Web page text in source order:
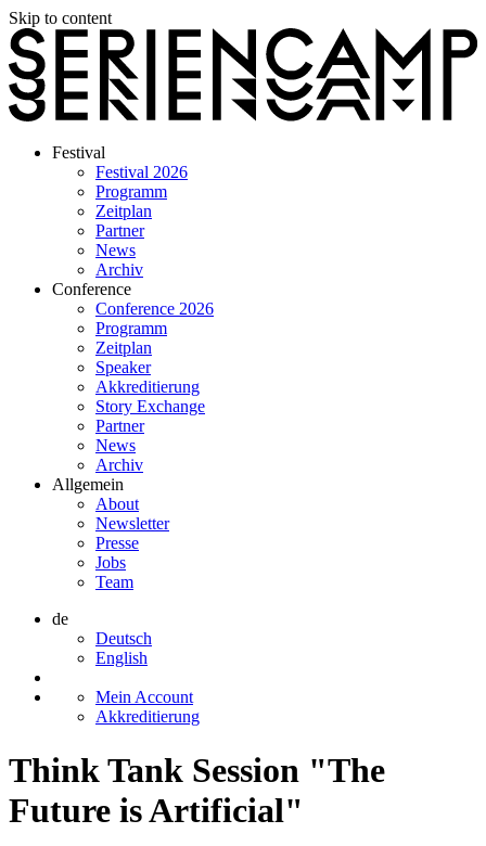
Skip to content
Festival
Festival 2026
Programm
Zeitplan
Partner
News
Archiv
Conference
Conference 2026
Programm
Zeitplan
Speaker
Akkreditierung
Story Exchange
Partner
News
Archiv
Allgemein
About
Newsletter
Presse
Jobs
Team
de
Deutsch
English
Mein Account
Akkreditierung
Think Tank Session "The
Future is Artificial"